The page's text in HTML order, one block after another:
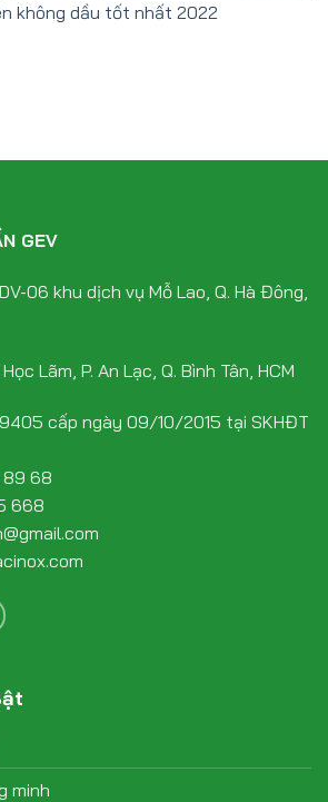
không dầu tốt nhất 2022
GEV
06 khu dịch vụ Mỗ Lao, Q. Hà Đông,
Lãm, P. An Lạc, Q. Bình Tân, HCM
cấp ngày 09/10/2015 tại SKHĐT
68
668
minh